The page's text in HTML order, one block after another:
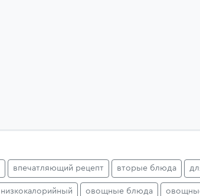
впечатляющий рецепт вторые блюда
низкокалорийный овощные блюда